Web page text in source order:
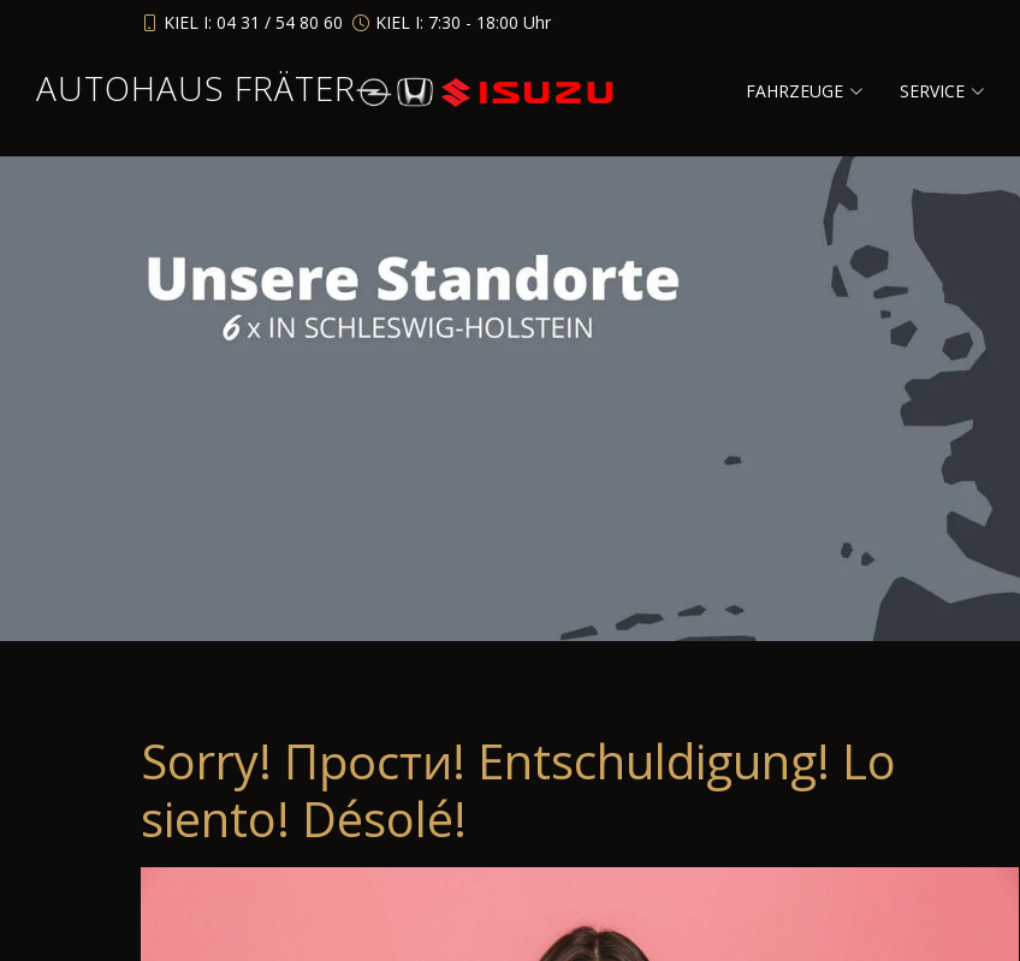
KIEL I: 04 31 / 54 80 60 KIEL I: 7:30 - 18:00 Uhr
AUTOHAUS FRÄTER FAHRZEUGE SERVICE
Sorry! Прости! Entschuldigung! Lo
siento! Désolé!